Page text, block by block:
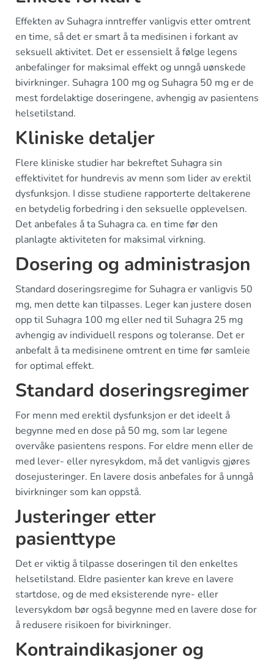
Effekten av Suhagra inntreffer vanligvis etter omtrent
en time, så det er smart å ta medisinen i forkant av
seksuell aktivitet. Det er essensielt å følge legens
anbefalinger for maksimal effekt og unngå uønskede
bivirkninger. Suhagra 100 mg og Suhagra 50 mg er de
mest fordelaktige doseringene, avhengig av pasientens
helsetilstand.
Kliniske detaljer
Flere kliniske studier har bekreftet Suhagra sin
effektivitet for hundrevis av menn som lider av erektil
dysfunksjon. I disse studiene rapporterte deltakerene
en betydelig forbedring i den seksuelle opplevelsen.
Det anbefales å ta Suhagra ca. en time før den
planlagte aktiviteten for maksimal virkning.
Dosering og administrasjon
Standard doseringsregime for Suhagra er vanligvis 50
mg, men dette kan tilpasses. Leger kan justere dosen
opp til Suhagra 100 mg eller ned til Suhagra 25 mg
avhengig av individuell respons og toleranse. Det er
anbefalt å ta medisinene omtrent en time før samleie
for optimal effekt.
Standard doseringsregimer
For menn med erektil dysfunksjon er det ideelt å
begynne med en dose på 50 mg, som lar legene
overvåke pasientens respons. For eldre menn eller de
med lever- eller nyresykdom, må det vanligvis gjøres
dosejusteringer. En lavere dosis anbefales for å unngå
bivirkninger som kan oppstå.
Justeringer etter
pasienttype
Det er viktig å tilpasse doseringen til den enkeltes
helsetilstand. Eldre pasienter kan kreve en lavere
startdose, og de med eksisterende nyre- eller
leversykdom bør også begynne med en lavere dose for
å redusere risikoen for bivirkninger.
Kontraindikasjoner og